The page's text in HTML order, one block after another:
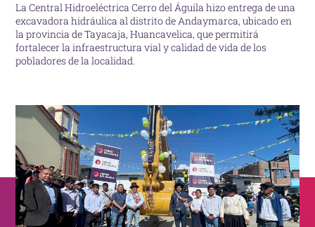
La Central Hidroeléctrica Cerro del Águila hizo entrega de una
excavadora hidráulica al distrito de Andaymarca, ubicado en
la provincia de Tayacaja, Huancavelica, que permitirá
fortalecer la infraestructura vial y calidad de vida de los
pobladores de la localidad.